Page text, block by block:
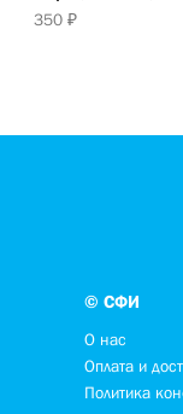
350 ₽
© СФИ
О нас
Оплата и
Политика